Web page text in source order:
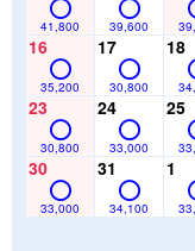
41,800 39,600
16
35,200
17
30,800
18
23
30,800
24
33,000
25
30
33,000
31
34,100
1